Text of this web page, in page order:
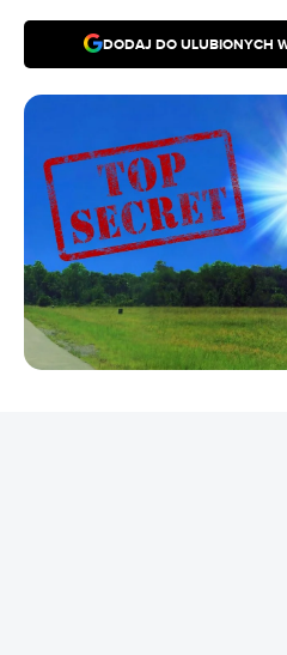
DODAJ DO ULUBIONYCH